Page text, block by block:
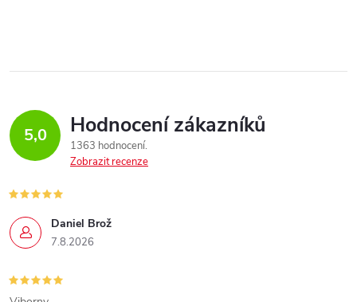
5,0 Hodnocení zákazníků
1363 hodnocení
Zobrazit recenze
Daniel Brož
7.8.2026